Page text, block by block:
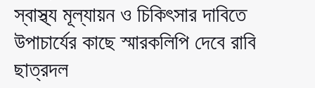
স্বাস্থ্য মূল্যায়ন ও চিকিৎসার দাবিতে
উপাচার্যের কাছে স্মারকলিপি দেবে রাবি
ছাত্রদল